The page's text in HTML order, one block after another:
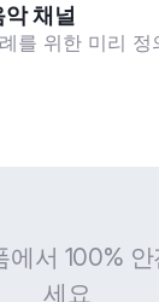
채널
를 위한 미리 정
에서 100%
세요